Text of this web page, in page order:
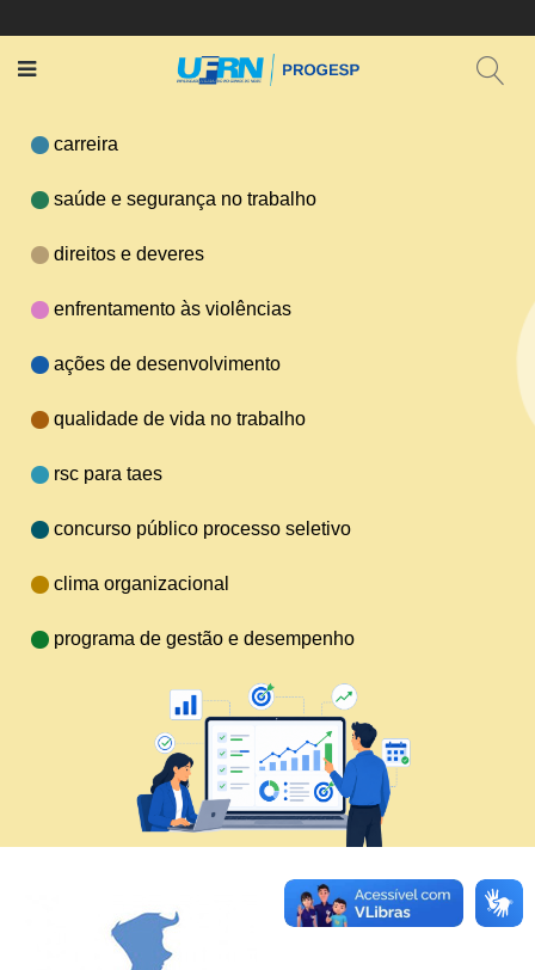
carreira
saúde e segurança no trabalho
direitos e deveres
enfrentamento às violências
ações de desenvolvimento
qualidade de vida no trabalho
rsc para taes
concurso público processo seletivo
clima organizacional
programa de gestão e desempenho